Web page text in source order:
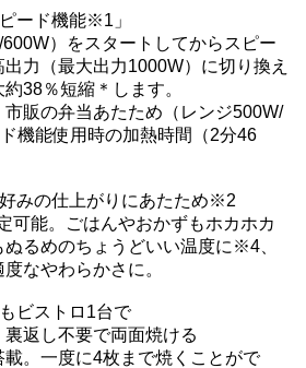
ード機能※1」
）をスタートしてからスピー
力（最大出力1000W）に切り換え
38％短縮＊します。
市販の弁当あたため（レンジ500W/
機能使用時の加熱時間（2分46
みの仕上がりにあたため※2
能。ごはんやおかずもホカホカ
るめのちょうどいい温度に※4、
なやわらかさに。
ビストロ1台で
裏返し不要で両面焼ける
載。一度に4枚まで焼くことがで